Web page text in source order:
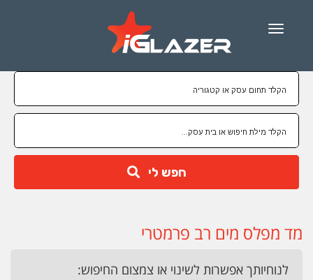
Menu
חפש לי
מד מפלס מים רב פרמטרי
לנוחיותך אפשרות לשינוי או צמצום החיפוש: